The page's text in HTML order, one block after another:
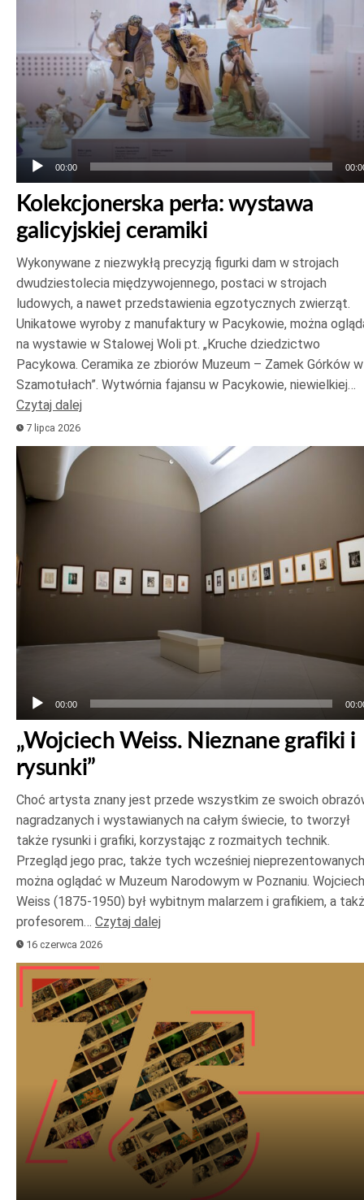
00:00
Kolekcjonerska perła: wystawa
galicyjskiej ceramiki
Wykonywane z niezwykłą precyzją figurki dam w strojach
dwudziestolecia międzywojennego, postaci w strojach
ludowych, a nawet przedstawienia egzotycznych zwierząt.
Unikatowe wyroby z manufaktury w Pacykowie, można
na wystawie w Stalowej Woli pt. „Kruche dziedzictwo
Pacykowa. Ceramika ze zbiorów Muzeum – Zamek Górków w
Szamotułach”. Wytwórnia fajansu w Pacykowie, niewielkiej…
Czytaj dalej
7 lipca 2026
Odtwarzacz
plików
dźwiękowych
00:00
„Wojciech Weiss. Nieznane grafiki i
rysunki”
Choć artysta znany jest przede wszystkim ze swoich
nagradzanych i wystawianych na całym świecie, to tworzył
także rysunki i grafiki, korzystając z rozmaitych technik.
Przegląd jego prac, także tych wcześniej
można oglądać w Muzeum Narodowym w Poznaniu. Wojciech
Weiss (1875-1950) był wybitnym malarzem i grafikiem, a
profesorem… Czytaj dalej
16 czerwca 2026